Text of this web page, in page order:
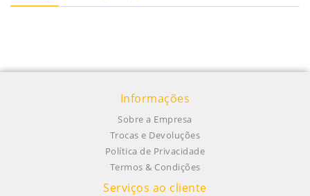
Informações
Sobre a Empresa
Trocas e Devoluções
Política de Privacidade
Termos & Condições
Serviços ao cliente